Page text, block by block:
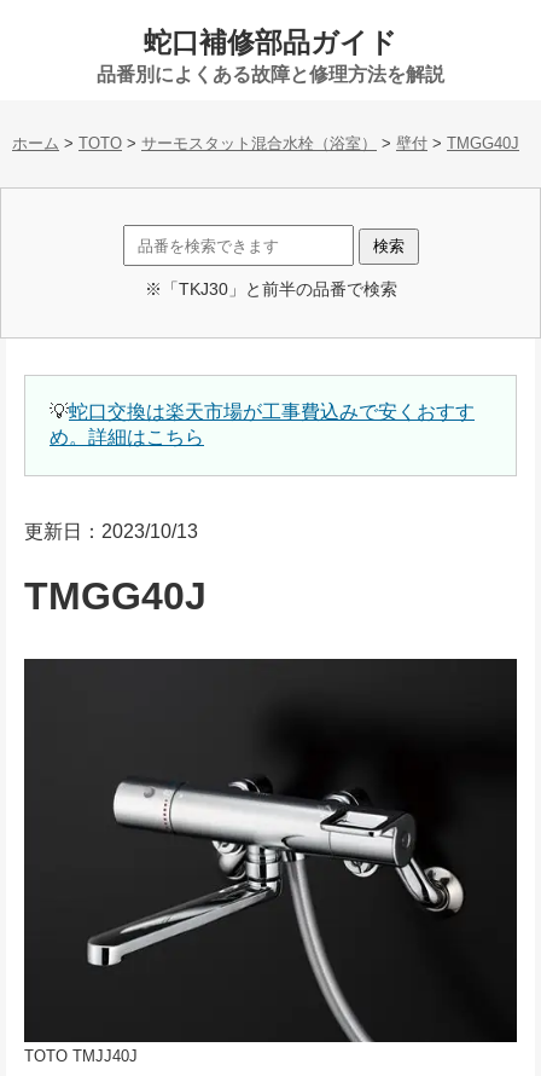
蛇口補修部品ガイド
品番別によくある故障と修理方法を解説
ホーム > TOTO > サーモスタット混合水栓（浴室） > 壁付 > TMGG40J
※「TKJ30」と前半の品番で検索
💡蛇口交換は楽天市場が工事費込みで安くおすす
め。詳細はこちら
更新日：2023/10/13
TMGG40J
TOTO TMJJ40J